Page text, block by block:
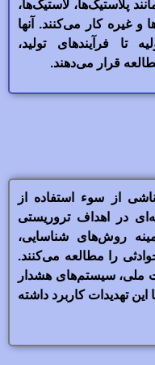
پلاستیک‌ها، لاستیک‌ها،
و غیره کار می‌کنند. آنها
تا فرآیندهای تولید،
قرار می‌دهند.
از سوء استفاده از
در اهداف تروریستی
روش‌های شناسایی،
را مطالعه می‌کنند.
ملی، سیستم‌های هشدار
این تهدیدات کاربرد داشته